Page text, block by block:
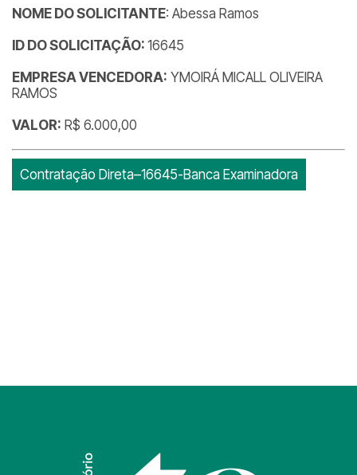
NOME DO SOLICITANTE: Abessa Ramos
ID DO SOLICITAÇÃO: 16645
EMPRESA VENCEDORA: YMOIRÁ MICALL OLIVEIRA
RAMOS
VALOR: R$ 6.000,00
Contratação Direta–16645-Banca Examinadora